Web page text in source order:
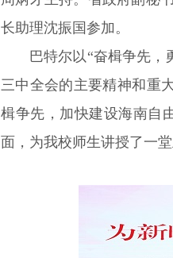
长助理沈振国参加。
巴特尔以“奋楫争先
三中全会的主要精神和重
楫争先，加快建设海南自
面，为我校师生讲授了一